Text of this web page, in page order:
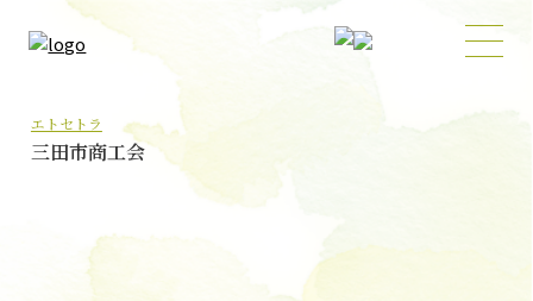
エトセトラ
三田市商工会